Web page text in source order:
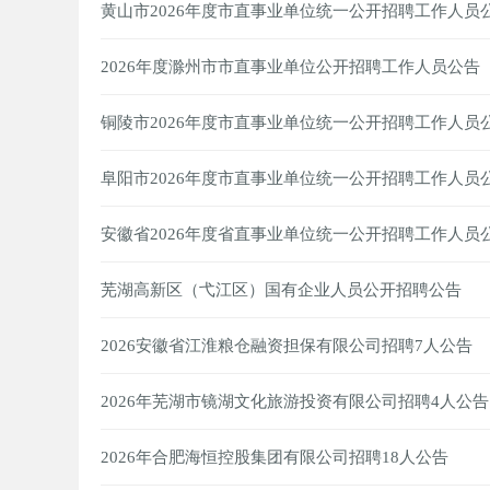
黄山市2026年度市直事业单位统一公开招聘工作人员
2026年度滁州市市直事业单位公开招聘工作人员公告
铜陵市2026年度市直事业单位统一公开招聘工作人员
阜阳市2026年度市直事业单位统一公开招聘工作人员
安徽省2026年度省直事业单位统一公开招聘工作人员
芜湖高新区（弋江区）国有企业人员公开招聘公告
2026安徽省江淮粮仓融资担保有限公司招聘7人公告
2026年芜湖市镜湖文化旅游投资有限公司招聘4人公告
2026年合肥海恒控股集团有限公司招聘18人公告